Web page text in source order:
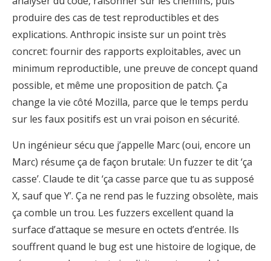
produire des cas de test reproductibles et des
explications. Anthropic insiste sur un point très
concret: fournir des rapports exploitables, avec un
minimum reproductible, une preuve de concept quand
possible, et même une proposition de patch. Ça
change la vie côté Mozilla, parce que le temps perdu
sur les faux positifs est un vrai poison en sécurité.
Un ingénieur sécu que j’appelle Marc (oui, encore un
Marc) résume ça de façon brutale: Un fuzzer te dit ‘ça
casse’. Claude te dit ‘ça casse parce que tu as supposé
X, sauf que Y’. Ça ne rend pas le fuzzing obsolète, mais
ça comble un trou. Les fuzzers excellent quand la
surface d’attaque se mesure en octets d’entrée. Ils
souffrent quand le bug est une histoire de logique, de